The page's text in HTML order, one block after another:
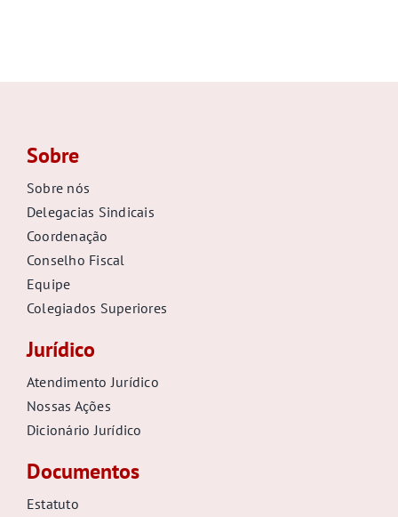
Sobre
Sobre nós
Delegacias Sindicais
Coordenação
Conselho Fiscal
Equipe
Colegiados Superiores
Jurídico
Atendimento Jurídico
Nossas Ações
Dicionário Jurídico
Documentos
Estatuto